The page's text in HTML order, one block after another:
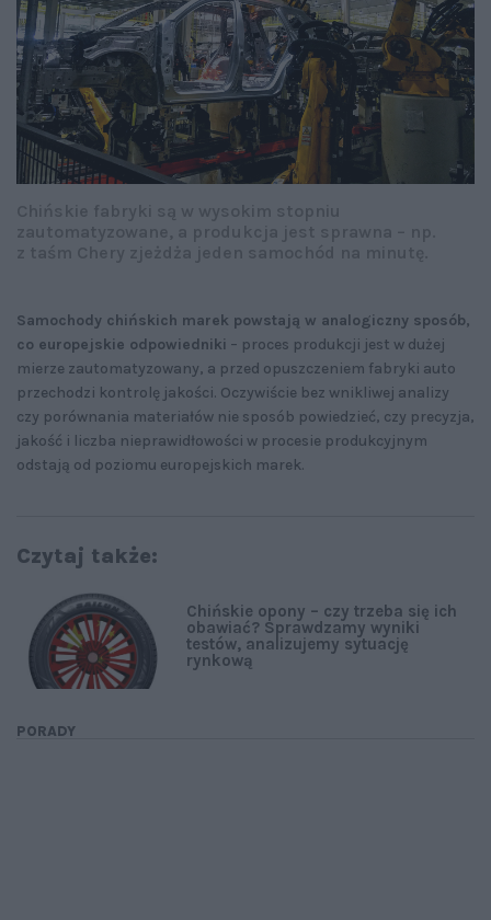
Samochody chińskich marek powstają w analogiczny sposób,
co europejskie odpowiedniki – proces produkcji jest w dużej
mierze zautomatyzowany, a przed opuszczeniem fabryki auto
przechodzi kontrolę jakości. Oczywiście bez wnikliwej analizy
czy porównania materiałów nie sposób powiedzieć, czy precyzja,
jakość i liczba nieprawidłowości w procesie produkcyjnym
odstają od poziomu europejskich marek.
Czytaj także:
PORADY
Chińskie opony – czy trzeba się ich
obawiać? Sprawdzamy wyniki
testów, analizujemy sytuację
rynkową